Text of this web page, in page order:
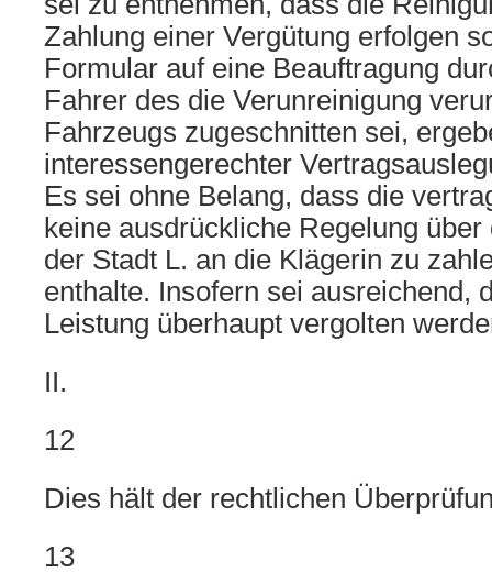
Zahlung einer Vergütung erfolgen
Formular auf eine Beauftragung
Fahrer des die Verunreinigung
Fahrzeugs zugeschnitten sei,
interessengerechter
Es sei ohne Belang, dass die
keine ausdrückliche Regelung
der Stadt L. an die Klägerin zu
enthalte. Insofern sei ausreichend,
Leistung überhaupt vergolten
II.
12
Dies hält der rechtlichen
13